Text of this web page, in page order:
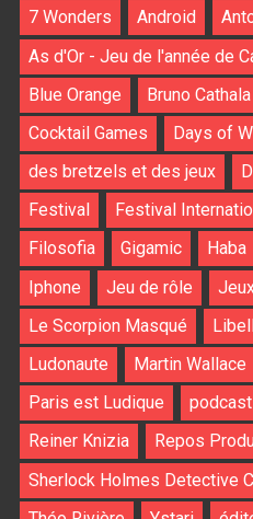
7 Wonders Android
As d'Or - Jeu de l'année de
Blue Orange
Bruno Cathala
Cocktail Games
Days of
des bretzels et des jeux
Festival
Festival
Filosofia
Gigamic Haba
Iphone
Jeu de rôle
Le Scorpion Masqué
Ludonaute
Martin Wallace
Paris est Ludique
podcast
Reiner Knizia
Repos
Sherlock Holmes Detective